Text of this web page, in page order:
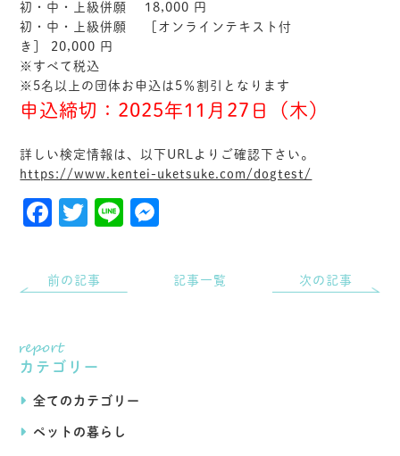
初・中・上級併願 18,000 円
初・中・上級併願
［オンラインテキスト付
き］
20,000 円
※すべて税込
※5名以上の団体お申込は5％割引となります
申込締切：2025年11月27日（木）
詳しい検定情報は、以下URLよりご確認下さい。
https://www.kentei-uketsuke.com/dogtest/
Facebook
Twitter
Line
前の記事 記事一覧 次の記事
カテゴリー
全てのカテゴリー
ペットの暮らし